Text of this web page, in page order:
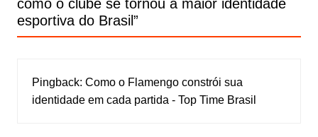
como o clube se tornou a maior identidade
esportiva do Brasil”
Pingback: Como o Flamengo constrói sua
identidade em cada partida - Top Time Brasil